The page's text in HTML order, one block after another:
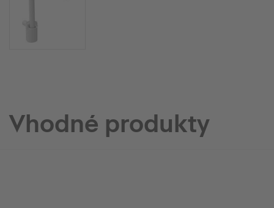
Vhodné produkty